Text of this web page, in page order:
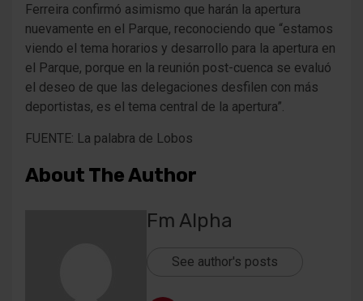
Ferreira confirmó asimismo que harán la apertura
nuevamente en el Parque, reconociendo que “estamos
viendo el tema horarios y desarrollo para la apertura en
el Parque, porque en la reunión post-cuenca se evaluó
el deseo de que las delegaciones desfilen con más
deportistas, es el tema central de la apertura”.
FUENTE: La palabra de Lobos
About The Author
Fm Alpha
See author's posts